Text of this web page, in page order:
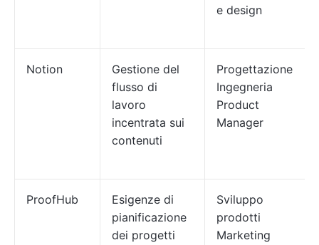
e design
Notion
Gestione del
flusso di
lavoro
incentrata sui
contenuti
Progettazione
Ingegneria
Product
Manager
ProofHub
Esigenze di
pianificazione
dei progetti
Sviluppo
prodotti
Marketing